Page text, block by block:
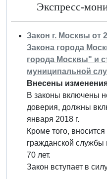
Экспресс-
Закон г. Москвы от
Закона города
города Москвы" и
муниципальной
Внесены
В законы включены
доверия, должны
января 2018 г.
Кроме того,
гражданской службы
70 лет.
Закон вступает в